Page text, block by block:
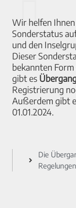
Wir helfen
Sonderstatus
und den
Dieser
bekannten Form
gibt es
Registrierung
Außerdem gibt
01.01.2024.
Die